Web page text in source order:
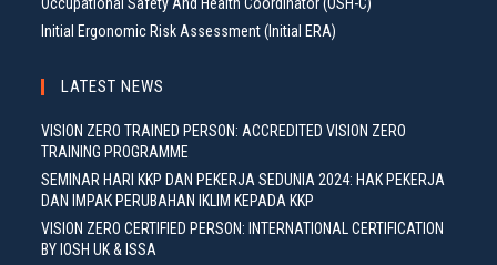
Occupational Safety And Health Coordinator (OSH-C)
Initial Ergonomic Risk Assessment (Initial ERA)
LATEST NEWS
VISION ZERO TRAINED PERSON: ACCREDITED VISION ZERO
TRAINING PROGRAMME
SEMINAR HARI KKP DAN PEKERJA SEDUNIA 2024: HAK PEKERJA
DAN IMPAK PERUBAHAN IKLIM KEPADA KKP
VISION ZERO CERTIFIED PERSON: INTERNATIONAL CERTIFICATION
BY IOSH UK & ISSA